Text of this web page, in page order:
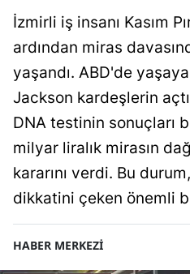
İzmirli iş insanı Kasım
ardından miras
yaşandı. ABD'de
Jackson kardeşlerin
DNA testinin sonuçları
milyar liralık mirasın
kararını verdi. Bu
dikkatini çeken önemli
HABER MERKEZİ